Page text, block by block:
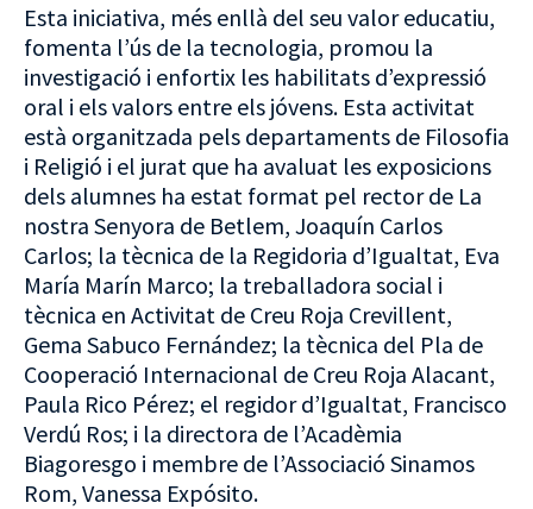
Esta iniciativa, més enllà del seu valor educatiu,
fomenta l’ús de la tecnologia, promou la
investigació i enfortix les habilitats d’expressió
oral i els valors entre els jóvens. Esta activitat
està organitzada pels departaments de Filosofia
i Religió i el jurat que ha avaluat les exposicions
dels alumnes ha estat format pel rector de La
nostra Senyora de Betlem, Joaquín Carlos
Carlos; la tècnica de la Regidoria d’Igualtat, Eva
María Marín Marco; la treballadora social i
tècnica en Activitat de Creu Roja Crevillent,
Gema Sabuco Fernández; la tècnica del Pla de
Cooperació Internacional de Creu Roja Alacant,
Paula Rico Pérez; el regidor d’Igualtat, Francisco
Verdú Ros; i la directora de l’Acadèmia
Biagoresgo i membre de l’Associació Sinamos
Rom, Vanessa Expósito.